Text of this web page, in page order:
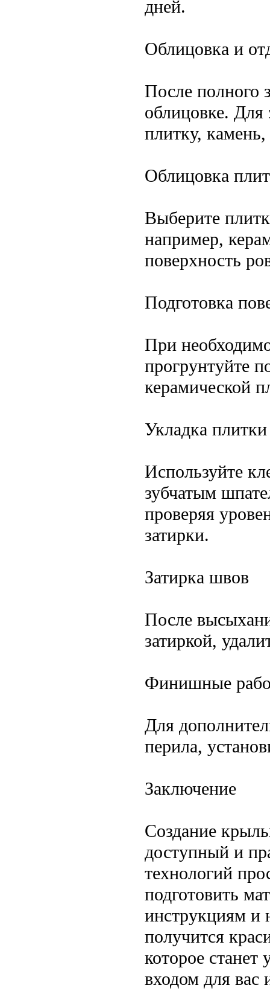
дней.
Облицовка и
После полного
облицовке. Для
плитку,
Облицовка
Выберите
например,
поверхность
Подготовка
При
прогрунтуйте
керамической
Укладка плитки
Используйте
зубчатым
проверяя
затирки.
Затирка швов
После
затиркой,
Финишные
Для
перила,
Заключение
Создание
доступный и
технологий
подготовить
инструкциям и
получится
которое
входом для вас